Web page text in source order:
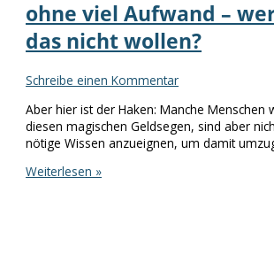
ohne viel Aufwand –
das nicht wollen?
Schreibe einen Kommentar
Aber hier ist der Haken: Manche Menschen
diesen magischen Geldsegen, sind aber
nötige Wissen anzueignen, um damit
Das
Weiterlesen »